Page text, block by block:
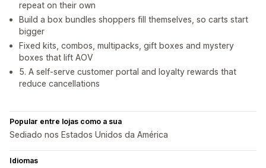
repeat on their own
Build a box bundles shoppers fill themselves, so carts start
bigger
Fixed kits, combos, multipacks, gift boxes and mystery
boxes that lift AOV
5. A self-serve customer portal and loyalty rewards that
reduce cancellations
Popular entre lojas como a sua
Sediado nos Estados Unidos da América
Idiomas